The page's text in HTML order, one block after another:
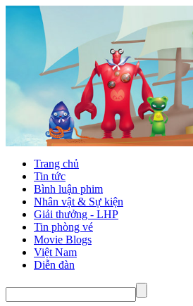
Trang chủ
Tin tức
Bình luận phim
Nhân vật & Sự kiện
Giải thưởng - LHP
Tin phòng vé
Movie Blogs
Việt Nam
Diễn đàn